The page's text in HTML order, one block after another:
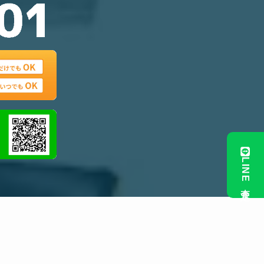
LINE査定